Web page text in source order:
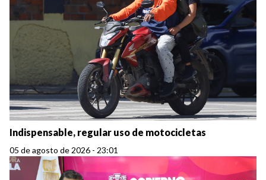
Indispensable, regular uso de motocicletas
05 de agosto de 2026 - 23:01